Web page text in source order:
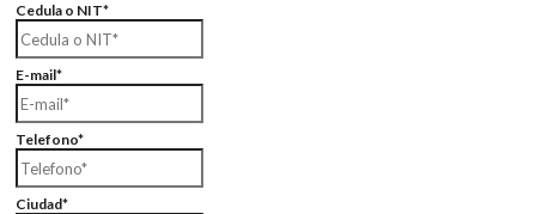
Cedula o NIT*
E-mail*
Telefono*
Ciudad*